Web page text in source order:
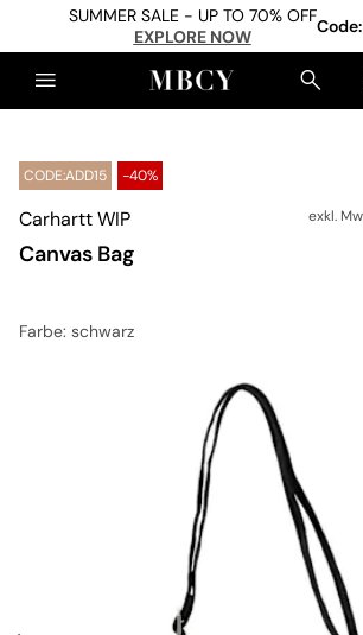
SUMMER SALE - UP TO 70% OFF
EXPLORE NOW
Code:
CODE:ADD15 -40%
Carhartt WIP
Canvas Bag
exkl.
Farbe: schwarz